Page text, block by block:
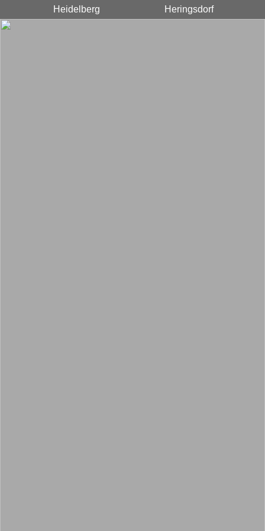
Heidelberg Heringsdorf